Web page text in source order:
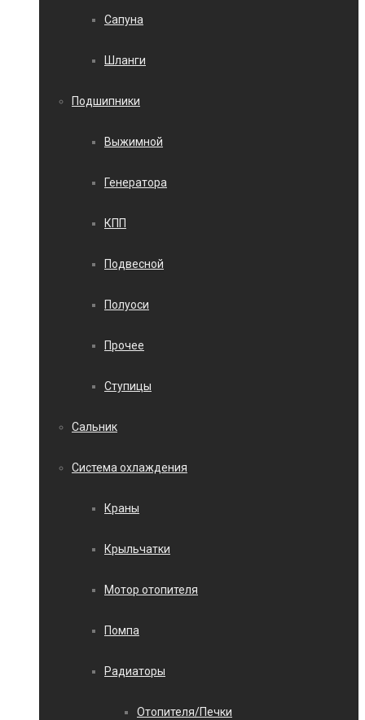
Сапуна
Шланги
Подшипники
Выжимной
Генератора
КПП
Подвесной
Полуоси
Прочее
Ступицы
Сальник
Система охлаждения
Краны
Крыльчатки
Мотор отопителя
Помпа
Радиаторы
Отопителя/Печки